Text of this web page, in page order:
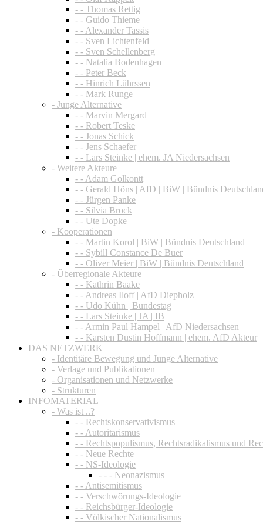
- - Thomas Rettig
- - Guido Thieme
- - Alexander Tassis
- - Sven Lichtenfeld
- - Sven Schellenberg
- - Natalia Bodenhagen
- - Peter Beck
- - Hinrich Lührssen
- - Mark Runge
- Junge Alternative
- - Marvin Mergard
- - Robert Teske
- - Jonas Schick
- - Jens Schaefer
- - Lars Steinke | ehem. JA Niedersachsen
- Weitere Akteure
- - Adam Golkontt
- - Gerald Höns | AfD | BiW | Bündnis
- - Jürgen Panke
- - Silvia Brock
- - Ute Dopke
- Kooperationen
- - Martin Korol | BiW | Bündnis Deutschland
- - Sybill Constance De Buer
- - Oliver Meier | BiW | Bündnis Deutschland
- Überregionale Akteure
- - Kathrin Baake
- - Andreas Iloff | AfD Diepholz
- - Udo Kühn | Bundestag
- - Lars Steinke | JA | IB
- - Armin Paul Hampel | AfD Niedersachsen
- - Karsten Dustin Hoffmann | ehem. AfD Akteur
DAS NETZWERK
- Identitäre Bewegung und Junge Alternative
- Verlage und Publikationen
- Organisationen und Netzwerke
- Strukturen
INFOMATERIAL
- Was ist ..?
- - Rechtskonservativismus
- - Autoritarismus
- - Rechtspopulismus, Rechtsradikalismus und
- - Neue Rechte
- - NS-Ideologie
- - - Neonazismus
- - Antisemitismus
- - Verschwörungs-Ideologie
- - Reichsbürger-Ideologie
- - Völkischer Nationalismus